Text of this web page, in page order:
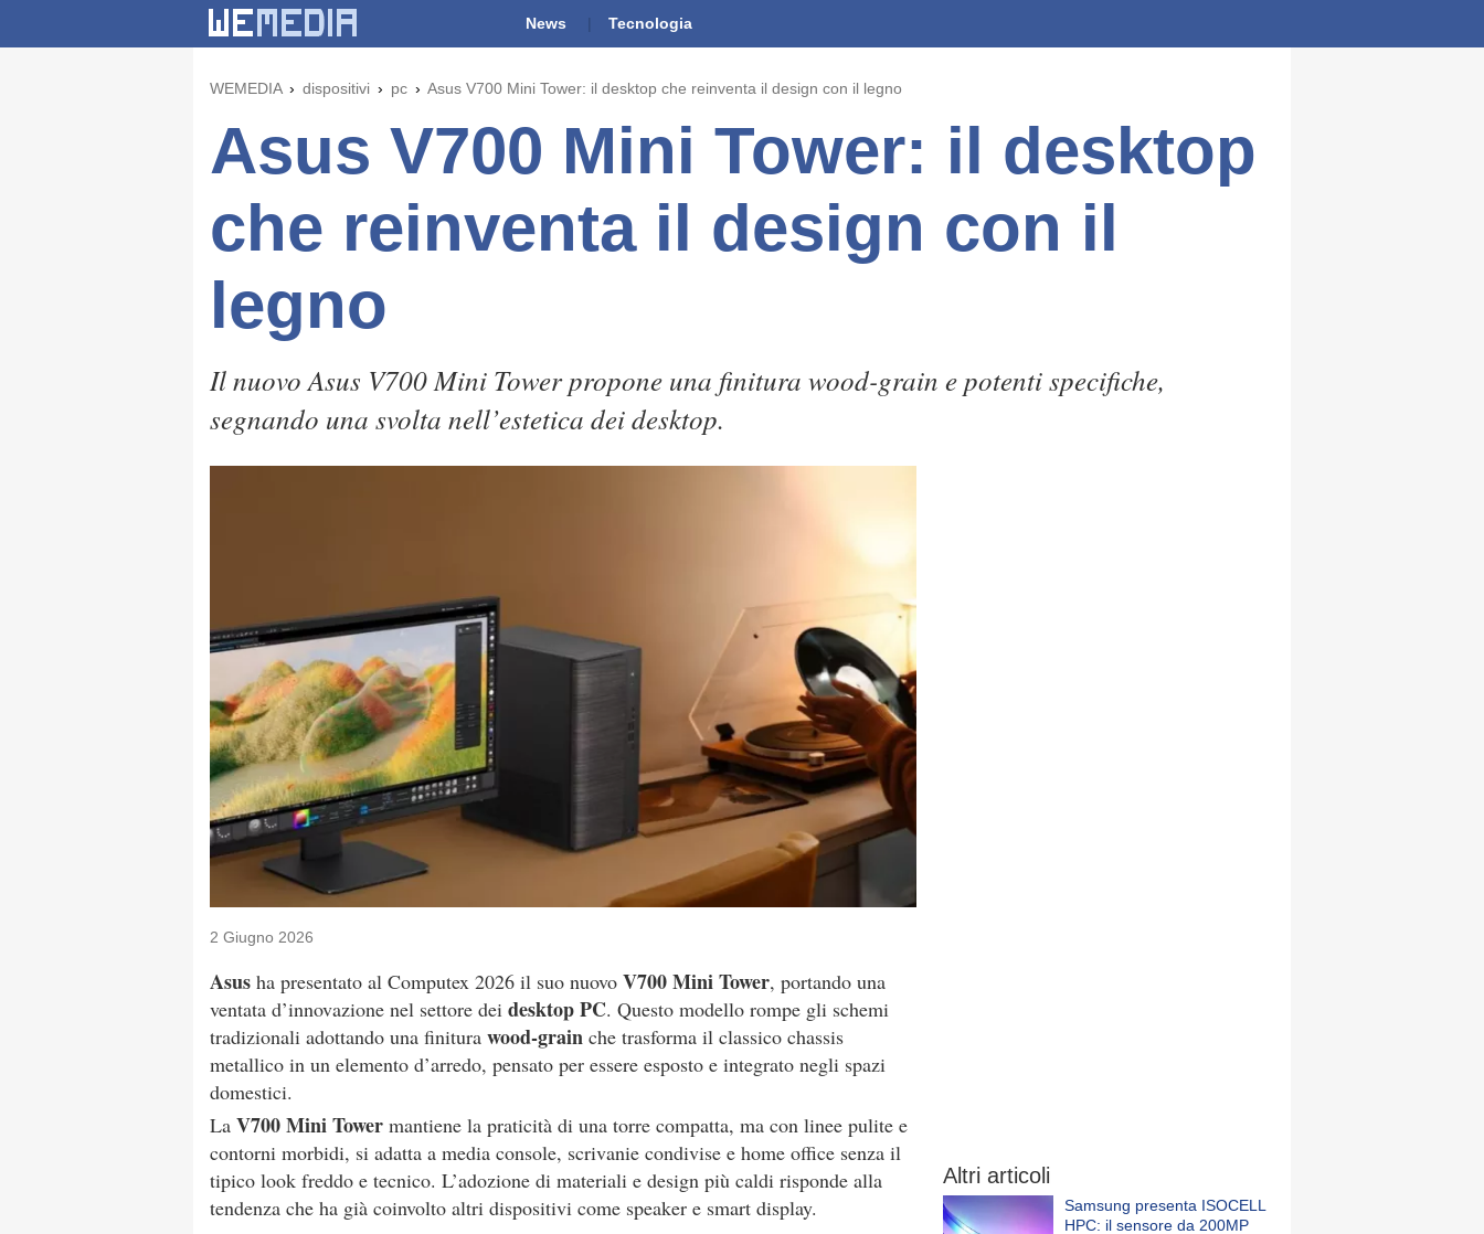
News Tecnologia
WEMEDIA dispositivi pc Asus V700 Mini Tower: il desktop che reinventa il design con il legno
Asus V700 Mini Tower: il desktop
che reinventa il design con il
legno
Il nuovo Asus V700 Mini Tower propone una finitura wood-grain e potenti specifiche,
segnando una svolta nell’estetica dei desktop.
2 Giugno 2026
Asus ha presentato al Computex 2026 il suo nuovo V700 Mini Tower, portando una
ventata d’innovazione nel settore dei desktop PC. Questo modello rompe gli schemi
tradizionali adottando una finitura wood-grain che trasforma il classico chassis
metallico in un elemento d’arredo, pensato per essere esposto e integrato negli spazi
domestici.
La V700 Mini Tower mantiene la praticità di una torre compatta, ma con linee pulite e
contorni morbidi, si adatta a media console, scrivanie condivise e home office senza il
tipico look freddo e tecnico. L’adozione di materiali e design più caldi risponde alla
tendenza che ha già coinvolto altri dispositivi come speaker e smart display.
Altri articoli
Samsung presenta ISOCELL
HPC: il sensore da 200MP